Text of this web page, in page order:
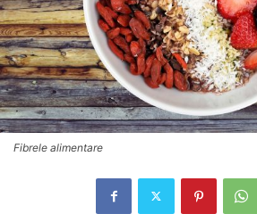
Fibrele alimentare